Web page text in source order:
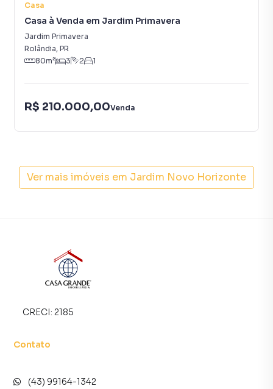
Casa
Casa à Venda em Jardim Primavera
Jardim Primavera
Rolândia, PR
80m² 3 2 1
R$ 210.000,00Venda
Ver mais imóveis em Jardim Novo Horizonte
CRECI: 2185
Contato
(43) 99164-1342